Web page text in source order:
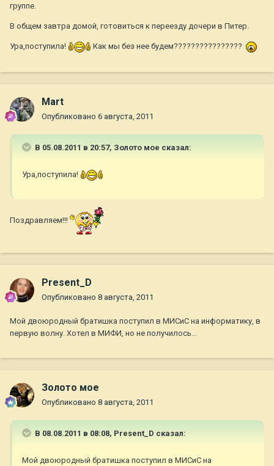
группе.
В общем завтра домой, готовиться к переезду дочери в Питер.
Ура,поступила! Как мы без нее будем????????????????
Mart
Опубликовано 6 августа, 2011
В 05.08.2011 в 20:57, Золото мое сказал:
Ура,поступила!
Поздравляем!!!
Present_D
Опубликовано 8 августа, 2011
Мой двоюродный братишка поступил в МИСиС на информатику, в
первую волну. Хотел в МИФИ, но не получилось...
Золото мое
Опубликовано 8 августа, 2011
В 08.08.2011 в 08:08, Present_D сказал:
Мой двоюродный братишка поступил в МИСиС на